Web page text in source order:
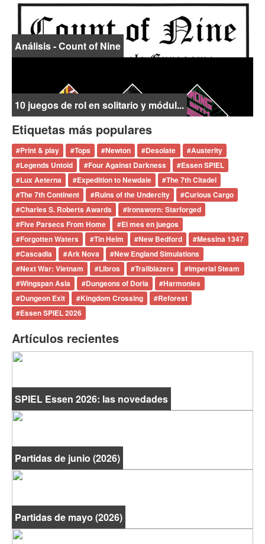
Análisis - Count of Nine
10 juegos de rol en solitario y módul...
Etiquetas más populares
#Print & play #Tops #Newton #Desolate #Austerity
#Legends Untold #Four Against Darkness #Essen SPIEL
#Lux Aeterna #Expedition to Newdale #The 7th Citadel
#The 7th Continent #Ruins of the Undercity #Curious Cargo
#Charles S. Roberts Awards #Ironsworn: Starforged
#Five Parsecs From Home #El mes en juegos
#Forgotten Waters #Tin Helm #New Bedford #Messina 1347
#Cascadia #Ark Nova #New England Simulations
#Next War: Vietnam #Libros #Trailblazers #Imperial Steam
#Wingspan Asia #Dungeons of Doria #Harmonies
#Dungeon Exit #Kingdom Crossing #Reforest
#Essen SPIEL 2026
Artículos recientes
SPIEL Essen 2026: las novedades
Partidas de junio (2026)
Partidas de mayo (2026)